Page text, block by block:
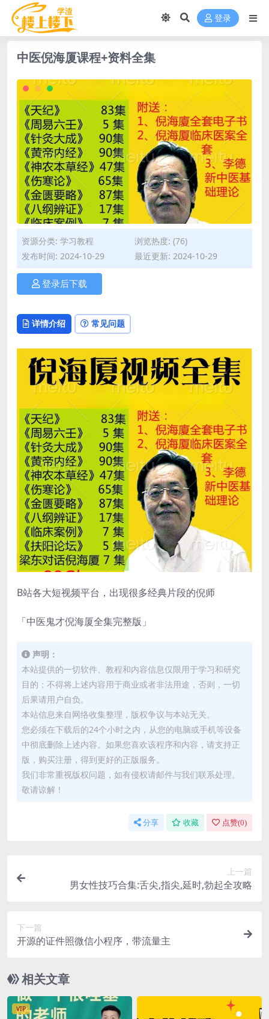
登录
中医倪海厦课程+资料全集
资源分类: 学习教程
浏览热度: (76)
发布时间: 2024-10-29
最近更新: 2024-10-29
登录后下载
详情介绍 常见问题
B站各大短视频平台，出现很多经典片段的倪师
「中医鬼才倪海厦全集完整版」
声明：
本站提供的一切软件、教程和内容信息仅限用于学习和研究
目的；不得将上述内容用于商业或者非法用途，否则，一切
后果请用户自负。
本站信息来自网络收集整理，版权争议与本站无关。
您必须在下载后的24个小时之内，从您的电脑或手机等设备
中彻底删除上述内容。如果您喜欢该程序和内容，请支持正
版，购买注册，得到更好的正版服务。
我们非常重视版权问题，如有侵权请邮件与我们联系处理。
敬请谅解！
分享 收藏 点赞(0)
上一篇
男女性技巧合集:舌尖,指尖,延时,勃起全攻略
下一篇
开源的证件照微信小程序，带流量主
相关文章
VIP